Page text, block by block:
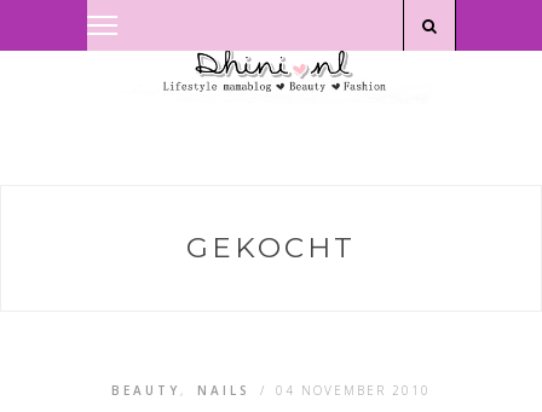
GEKOCHT
BEAUTY , NAILS / 04 NOVEMBER 2010